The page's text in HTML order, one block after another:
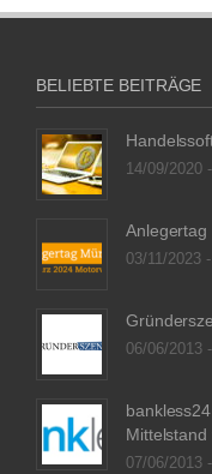
BELIEBTE BEITRÄGE
14/09/2020 -
03/11/2023 -
06/06/2013 -
07/06/2013 -